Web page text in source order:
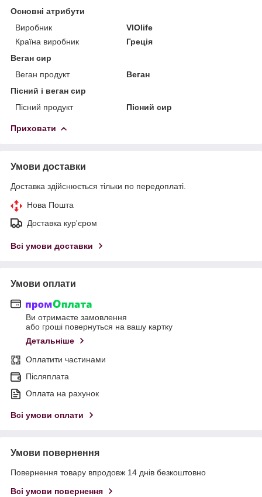
Основні атрибути
Виробник
VIOlife
Країна виробник
Греція
Веган сир
Веган продукт
Веган
Пісний і веган сир
Пісний продукт
Пісний сир
Приховати
Умови доставки
Доставка здійснюється тільки по передоплаті.
Нова Пошта
Доставка кур'єром
Всі умови доставки
Умови оплати
Ви отримаєте замовлення
або гроші повернуться на вашу картку
Детальніше
Оплатити частинами
Післяплата
Оплата на рахунок
Всі умови оплати
Умови повернення
Повернення товару впродовж 14 днів безкоштовно
Всі умови повернення